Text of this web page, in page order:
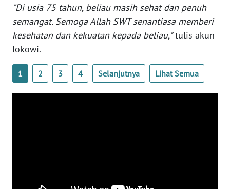
"Di usia 75 tahun, beliau masih sehat dan penuh
semangat. Semoga Allah SWT senantiasa memberi
kesehatan dan kekuatan kepada beliau,"tulis akun
Jokowi.
1 2 3 4 Selanjutnya Lihat Semua
WN
KEPRI
WN
PAPUA